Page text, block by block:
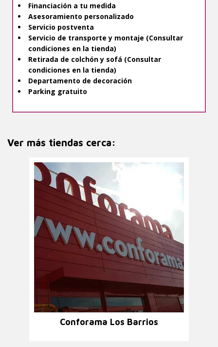
Financiación a tu medida
Asesoramiento personalizado
Servicio postventa
Servicio de transporte y montaje (Consultar
condiciones en la tienda)
Retirada de colchón y sofá (Consultar
condiciones en la tienda)
Departamento de decoración
Parking gratuito
Ver más tiendas cerca:
Conforama Los Barrios